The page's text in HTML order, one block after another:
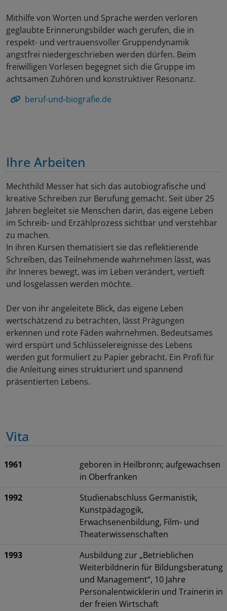
Mithilfe von Worten und Sprache werden verloren
geglaubte Erinnerungsbilder wach gerufen, die in
respekt- und vertrauensvoller Gruppendynamik
angstfrei niedergeschrieben werden dürfen. Beim
freiwilligen Vorlesen begegnet sich die Gruppe im
achtsamen Zuhören und konstruktiver Resonanz.
beruf-und-biografie.de
Ihre Arbeiten
Mechthild Messer hat sich das autobiografische und
kreative Schreiben zur Berufung gemacht. Seit über 25
Jahren begleitet sie Menschen darin, das eigene Leben
im Schreib- und Erzählprozess sichtbar und verstehbar
zu machen.
In ihren Kursen thematisiert sie das reflektierende
Schreiben, das Teilnehmende wahrnehmen lässt, was
ihr Inneres bewegt, was im Leben verändert, vertieft
und losgelassen werden möchte.
Der von ihr angeleitete Blick, das eigene Leben
wertschätzend zu betrachten, lässt Prägungen
erkennen und rote Fäden wahrnehmen. Bedeutsames
wird erspürt und Schlüsselereignisse des Lebens
werden gut formuliert zu Papier gebracht. Ein Profi für
die Anleitung eines strukturiert und spannend
präsentierten Lebens.
Vita
1961
geboren in Heilbronn; aufgewachsen
in Oberfranken
1992
Studienabschluss Germanistik,
Kunstpädagogik,
Erwachsenenbildung, Film- und
Theaterwissenschaften
1993
Ausbildung zur „Betrieblichen
Weiterbildnerin für Bildungsberatung
und Management“, 10 Jahre
Personalentwicklerin und Trainerin in
der freien Wirtschaft